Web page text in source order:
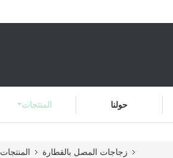
المنتجات حولنا
المنتجات زجاجات المصل بالقطارة